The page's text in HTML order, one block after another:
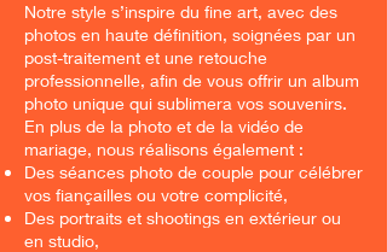
Notre style s’inspire du fine art, avec des
photos en haute définition, soignées par un
post-traitement et une retouche
professionnelle, afin de vous offrir un album
photo unique qui sublimera vos souvenirs.
En plus de la photo et de la vidéo de
mariage, nous réalisons également :
Des séances photo de couple pour célébrer
vos fiançailles ou votre complicité,
Des portraits et shootings en extérieur ou
en studio,